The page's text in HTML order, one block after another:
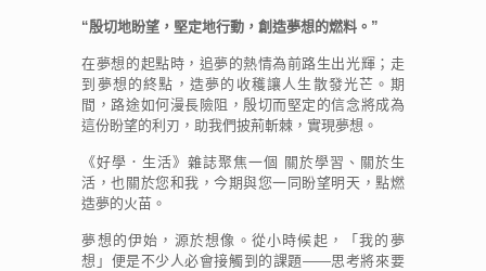
“殷切地盼望，堅定地行動，創造夢想的燃料。”
在夢想的起點時，追夢的熱情為前路生出光輝；走
到夢想的終點，造夢的收穫讓人生散發光芒。期
間，路途如何漫長險阻，殷切而堅定的信念將成為
這份盼望的利刃，助我們披荊斬棘，實現夢想。
《好學．生活》雜誌聚焦一個 關於學習、關於生
活，也關於您和我，今期與您一同盼望明天，點燃
造夢的火苗。
夢想的伊始，源於想像。從小時候起，「我的夢
想」便是不少人必會接觸到的課題——思考將來要